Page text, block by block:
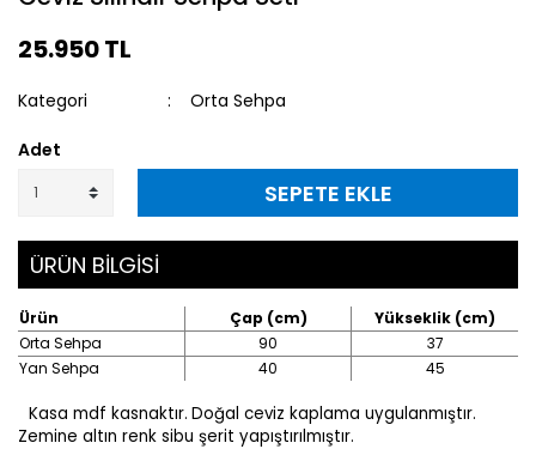
25.950 TL
Kategori Orta Sehpa
Adet
SEPETE EKLE
ÜRÜN BİLGİSİ
Ürün Çap (cm)
Yükseklik (cm)
Orta Sehpa
90
37
Yan Sehpa
40 45
Kasa mdf kasnaktır. Doğal ceviz kaplama uygulanmıştır.
Zemine altın renk sibu şerit yapıştırılmıştır.